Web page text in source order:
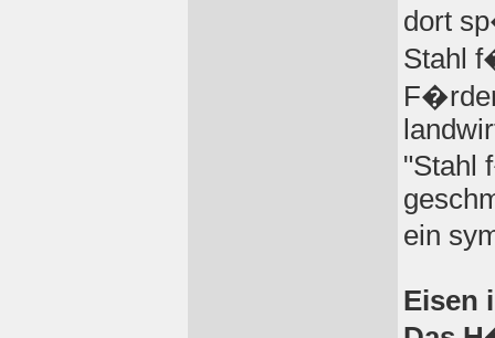
dort
Stahl
"Stahl
ein
Eisen